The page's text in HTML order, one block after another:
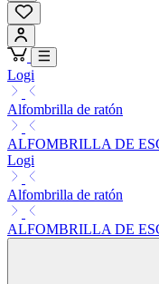
Logi
Alfombrilla de ratón
ALFOMBRILLA DE
Logi
Alfombrilla de ratón
ALFOMBRILLA DE